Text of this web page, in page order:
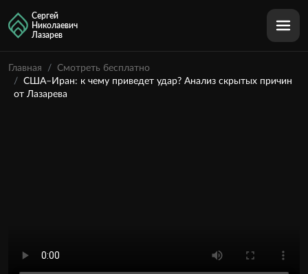
Сергей
Николаевич
Лазарев
Главная
Смотреть бесплатно
США–Иран: к чему приведет удар? Анализ скрытых причин
от Лазарева